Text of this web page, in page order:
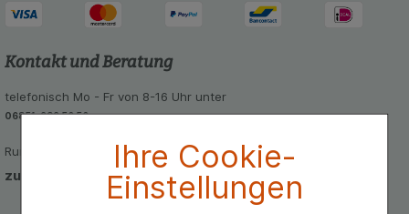
Ihre Cookie-
Einstellungen
Kontakt und Beratung
telefonisch Mo - Fr von 8-16 Uhr unter
06851-939 56 56
Rund um die Uhr per E-Mail
zum Kontaktformular